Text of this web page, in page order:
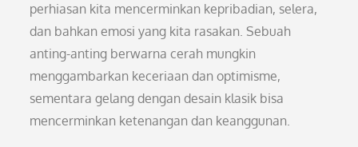
perhiasan kita mencerminkan kepribadian, selera,
dan bahkan emosi yang kita rasakan. Sebuah
anting-anting berwarna cerah mungkin
menggambarkan keceriaan dan optimisme,
sementara gelang dengan desain klasik bisa
mencerminkan ketenangan dan keanggunan.